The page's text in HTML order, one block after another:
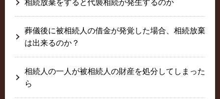
相続放棄をすると代襲相続が発生するのか
葬儀後に被相続人の借金が発覚した場合、相続放棄
は出来るのか？
相続人の一人が被相続人の財産を処分してしまった
ら